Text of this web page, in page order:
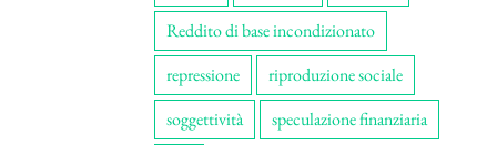
Reddito di base incondizionato
repressione
riproduzione sociale
soggettività
speculazione finanziaria